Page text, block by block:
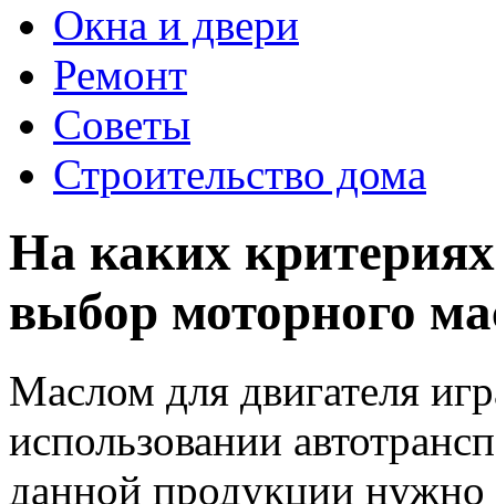
Окна и двери
Ремонт
Советы
Строительство дома
На каких
выбор моторного
Маслом для двигателя
использовании
данной продукции нужно